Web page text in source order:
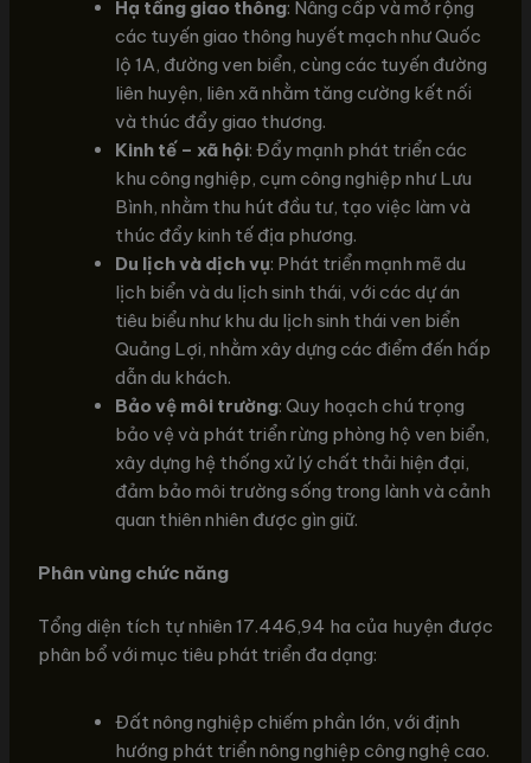
Hạ tầng giao thông: Nâng cấp và mở rộng
các tuyến giao thông huyết mạch như Quốc
lộ 1A, đường ven biển, cùng các tuyến đường
liên huyện, liên xã nhằm tăng cường kết nối
và thúc đẩy giao thương.
Kinh tế – xã hội: Đẩy mạnh phát triển các
khu công nghiệp, cụm công nghiệp như Lưu
Bình, nhằm thu hút đầu tư, tạo việc làm và
thúc đẩy kinh tế địa phương.
Du lịch và dịch vụ: Phát triển mạnh mẽ du
lịch biển và du lịch sinh thái, với các dự án
tiêu biểu như khu du lịch sinh thái ven biển
Quảng Lợi, nhằm xây dựng các điểm đến hấp
dẫn du khách.
Bảo vệ môi trường: Quy hoạch chú trọng
bảo vệ và phát triển rừng phòng hộ ven biển,
xây dựng hệ thống xử lý chất thải hiện đại,
đảm bảo môi trường sống trong lành và cảnh
quan thiên nhiên được gìn giữ.
Phân vùng chức năng
Tổng diện tích tự nhiên 17.446,94 ha của huyện được
phân bổ với mục tiêu phát triển đa dạng:
Đất nông nghiệp chiếm phần lớn, với định
hướng phát triển nông nghiệp công nghệ cao.